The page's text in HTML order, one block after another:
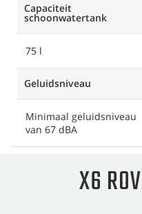
Capaciteit
schoonwatertank
75 l
Geluidsniveau
Minimaal geluidsniveau
van 67 dBA
X6